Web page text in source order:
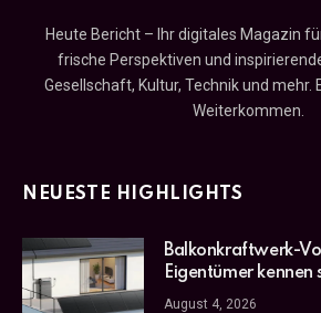
Heute Bericht – Ihr digitales Magazin
frische Perspektiven und
Gesellschaft, Kultur, Technik und mehr.
Weiterkommen.
NEUESTE HIGHLIGHTS
Balkonkraftwerk-
Eigentümer kennen
August 4, 2026